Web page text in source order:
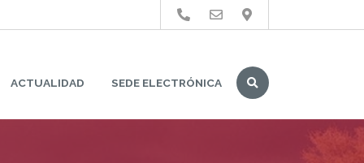
ACTUALIDAD SEDE ELECTRÓNICA
Buscar